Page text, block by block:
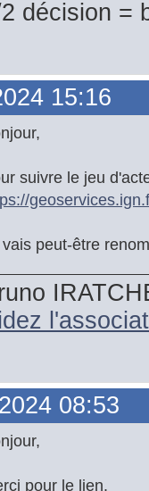
décision =
15:16
suivre le jeu
peut-être
08:53
pour le lien.